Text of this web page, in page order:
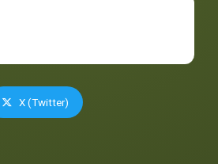
X (Twitter)